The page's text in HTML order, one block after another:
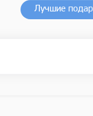
Лучшие